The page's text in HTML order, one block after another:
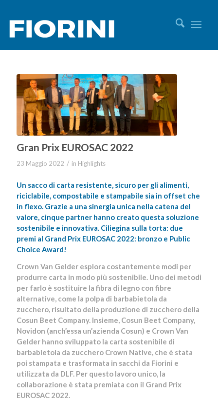
Gran Prix EUROSAC 2022
23 Maggio 2022 / in Highlights
Un sacco di carta resistente, sicuro per gli alimenti,
riciclabile, compostabile e stampabile sia in offset che
in flexo. Grazie a una sinergia unica nella catena del
valore, cinque partner hanno creato questa soluzione
sostenibile e innovativa. Ciliegina sulla torta: due
premi al Grand Prix EUROSAC 2022: bronzo e Public
Choice Award!
Crown Van Gelder esplora costantemente modi per
produrre carta in modo più sostenibile. Uno dei metodi
per farlo è sostituire la fibra di legno con fibre
alternative, come la polpa di barbabietola da
zucchero, risultato della produzione di zucchero della
Cosun Beet Company. Insieme, Cosun Beet Company,
Novidon (anch’essa un’azienda Cosun) e Crown Van
Gelder hanno sviluppato la carta sostenibile di
barbabietola da zucchero Crown Native, che è stata
poi stampata e trasformata in sacchi da Fiorini e
utilizzata da DLF. Per questo lavoro unico, la
collaborazione è stata premiata con il Grand Prix
EUROSAC 2022.